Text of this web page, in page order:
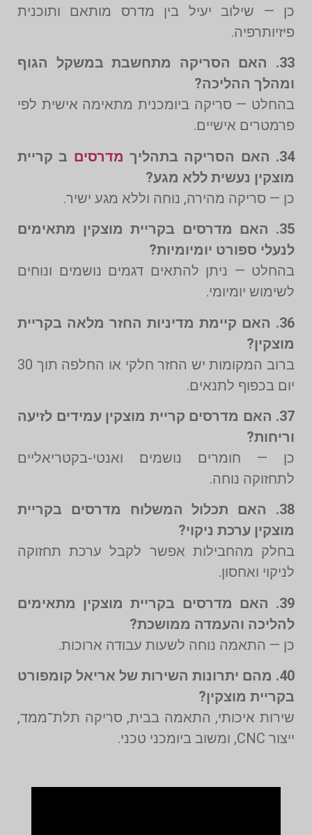
כן — שילוב יעיל בין מדרס מותאם ותוכנית
פיזיותרפיה.
33. האם הסריקה מתחשבת במשקל הגוף
ומהלך ההליכה?
בהחלט — סריקה ביומכנית מתאימה אישית לפי
פרמטרים אישיים.
34. האם הסריקה בתהליך
מדרסים ב קריית
מוצקין נעשית ללא מגע?
כן — סריקה מהירה, נוחה וללא מגע ישיר.
35. האם מדרסים בקריית מוצקין מתאימים
לנעלי ספורט יומיומיות?
בהחלט — ניתן להתאים דגמים נושמים ונוחים
לשימוש יומיומי.
36. האם קיימת מדיניות החזר מלאה בקריית
מוצקין?
ברוב המקומות יש החזר חלקי או החלפה תוך 30
יום בכפוף לתנאים.
37. האם מדרסים קריית מוצקין עמידים לזיעה
וריחות?
כן — חומרים נושמים ואנטי-בקטריאליים
לתחזוקה נוחה.
38. האם תכלול המשלוח מדרסים בקריית
מוצקין ערכת ניקוי?
בחלק מהחבילות אפשר לקבל ערכת תחזוקה
לניקוי ואחסון.
39. האם מדרסים בקריית מוצקין מתאימים
להליכה והעמדה ממושכת?
כן — התאמה נוחה לשעות עבודה ארוכות.
40. מהם יתרונות השירות של אריאל קומפורט
בקריית מוצקין?
שירות איכותי, התאמה בבית, סריקה תלת־ממד,
ייצור CNC, ומשוב ביומכני טכני.